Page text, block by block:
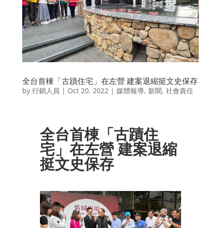
全台首棟「古蹟住宅」在左營 建案退縮挺文史保存
by 行銷人員 | Oct 20, 2022| 媒體報導, 新聞, 社會責任
全台首棟「古蹟住
宅」在左營 建案退縮
挺文史保存